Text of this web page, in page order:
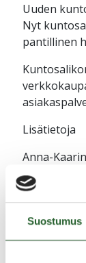
Suostumus
Uuden
Nyt
pantillinen
Lisätietoja
Anna-
puh.
sähköposti